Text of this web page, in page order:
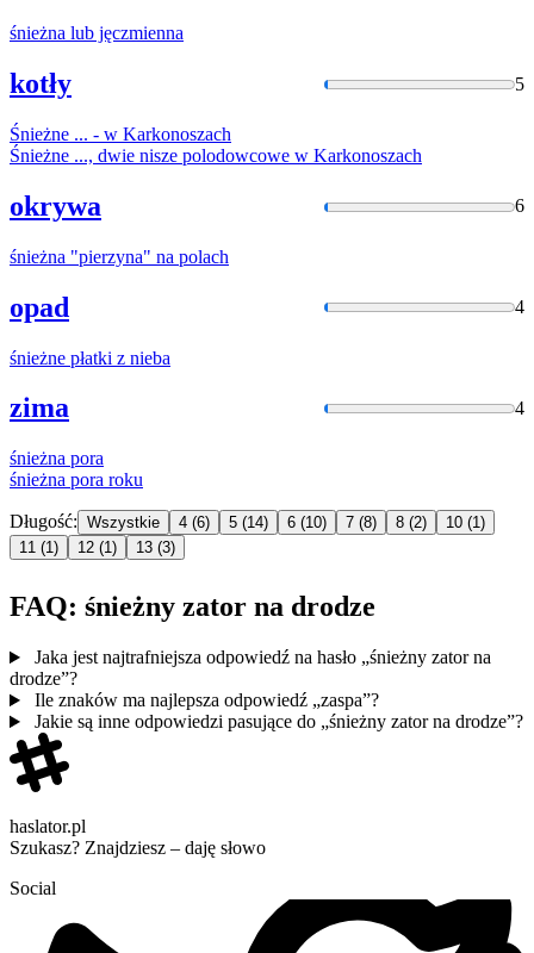
śnieżna lub jęczmienna
kotły 5
Śnieżne ... - w Karkonoszach
Śnieżne ..., dwie nisze polodowcowe w Karkonoszach
okrywa 6
śnieżna "pierzyna" na polach
opad 4
śnieżne płatki z nieba
zima 4
śnieżna pora
śnieżna pora roku
Długość: Wszystkie 4 (6) 5 (14) 6 (10) 7 (8) 8 (2) 10 (1)
11 (1) 12 (1) 13 (3)
FAQ: śnieżny zator na drodze
Jaka jest najtrafniejsza odpowiedź na hasło „śnieżny zator na
drodze”?
Ile znaków ma najlepsza odpowiedź „zaspa”?
Jakie są inne odpowiedzi pasujące do „śnieżny zator na drodze”?
haslator.pl
Szukasz? Znajdziesz – daję słowo
Social